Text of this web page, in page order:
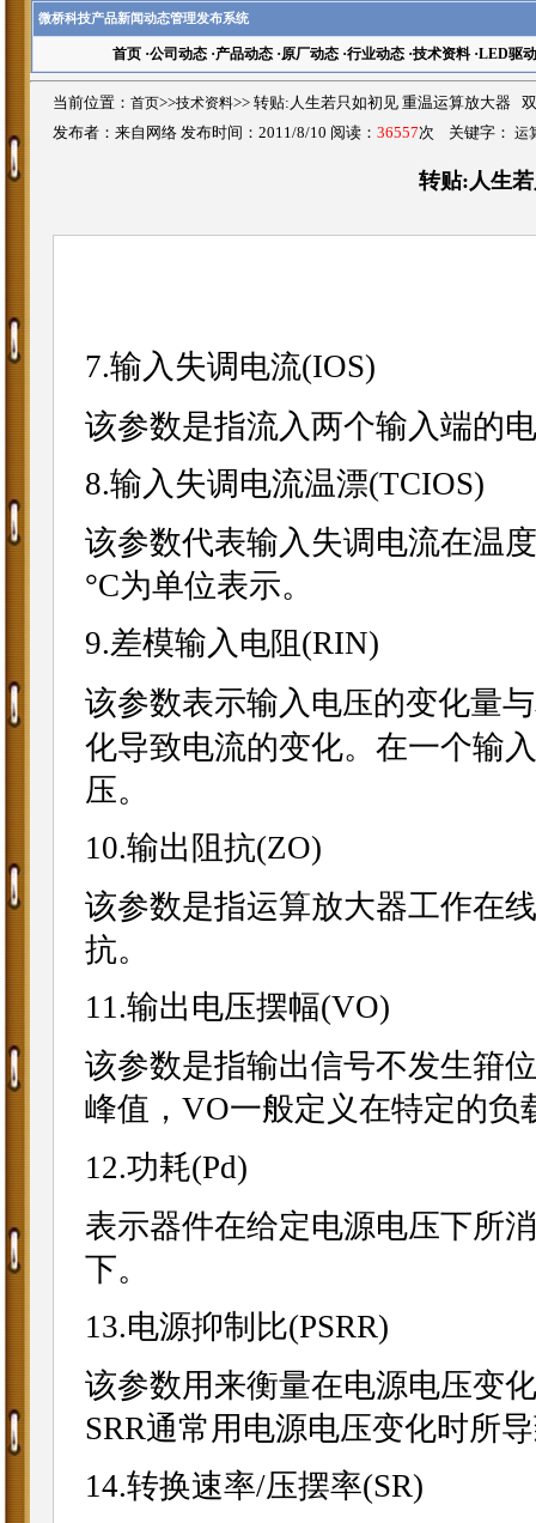
微桥科技产品新闻动态管理发布系统
首页·公司动态·产品动态·原厂动态·行业动态·技术资料·LED驱动
当前位置： 首页>>技术资料>> 转贴:人生若只如初见 重温运算放大器
发布者：来自网络 发布时间：2011/8/10 阅读： 36557次 关键字： 运
转贴:人生
7.输入失调 电流(IOS)
该参数是指流入两个输入端的
8.输入失调电流温漂(TCIOS)
该参数代表输入失调电流在温
°C为单位表示。
9.差模输入 电阻 (RIN)
该参数表示输入 电压的变化量
化导致电流的变化。在一个输
压。
10.输出阻抗(ZO)
该参数是指运算放大器工作在
抗。
11.输出电压摆幅(VO)
该参数是指输出信号不发生箝
峰值，VO一般定义在特定的负
12.功耗(Pd)
表示器件在给定电源电压下所
下。
13.电源抑制比(PSRR)
该参数用来衡量在电源电压变
SRR通常用电源电压变化时所
14.转换速率/压摆率(SR)